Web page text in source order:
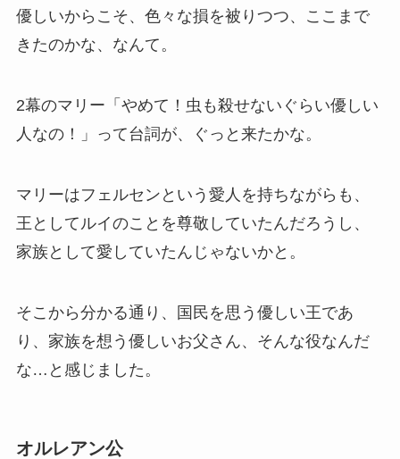
優しいからこそ、色々な損を被りつつ、ここまで
きたのかな、なんて。
2幕のマリー「やめて！虫も殺せないぐらい優しい
人なの！」って台詞が、ぐっと来たかな。
マリーはフェルセンという愛人を持ちながらも、
王としてルイのことを尊敬していたんだろうし、
家族として愛していたんじゃないかと。
そこから分かる通り、国民を思う優しい王であ
り、家族を想う優しいお父さん、そんな役なんだ
な…と感じました。
オルレアン公